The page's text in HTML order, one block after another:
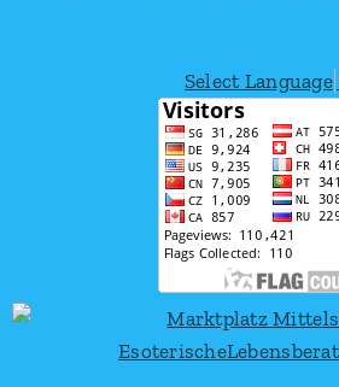
Select Language